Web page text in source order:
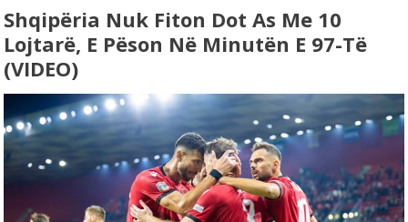
Shqipëria Nuk Fiton Dot As Me 10
Lojtarë, E Pëson Në Minutën E 97-Të
(VIDEO)